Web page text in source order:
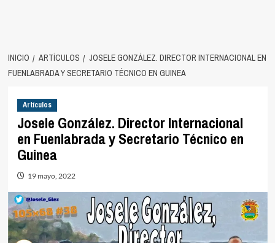
INICIO ARTÍCULOS
JOSELE GONZÁLEZ. DIRECTOR INTERNACIONAL EN
FUENLABRADA Y SECRETARIO TÉCNICO EN GUINEA
Artículos
Josele González. Director Internacional
en Fuenlabrada y Secretario Técnico en
Guinea
19 mayo, 2022